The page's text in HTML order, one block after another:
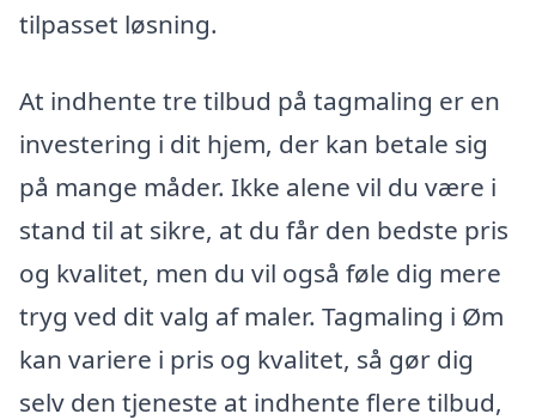
tilpasset løsning.
At indhente tre tilbud på tagmaling er en
investering i dit hjem, der kan betale sig
på mange måder. Ikke alene vil du være i
stand til at sikre, at du får den bedste pris
og kvalitet, men du vil også føle dig mere
tryg ved dit valg af maler. Tagmaling i Øm
kan variere i pris og kvalitet, så gør dig
selv den tjeneste at indhente flere tilbud,